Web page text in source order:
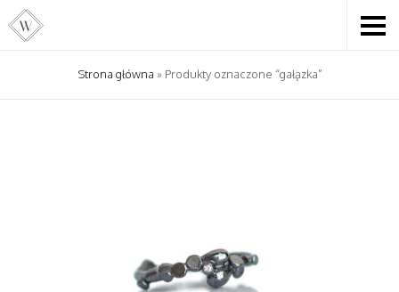
Strona główna » Produkty oznaczone “gałązka”